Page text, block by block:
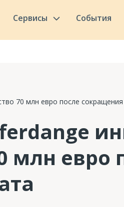
Сервисы События
70 млн евро после
млн евро